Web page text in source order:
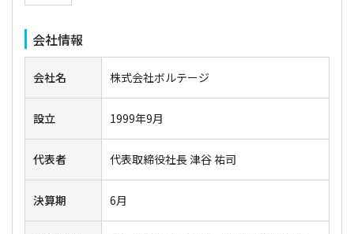
会社情報
会社名 株式会社ボルテージ
設立 1999年9月
代表者 代表取締役社長 津谷 祐司
決算期 6月